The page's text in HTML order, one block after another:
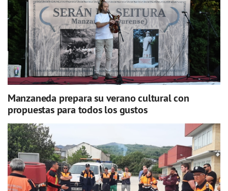
Manzaneda prepara su verano cultural con
propuestas para todos los gustos